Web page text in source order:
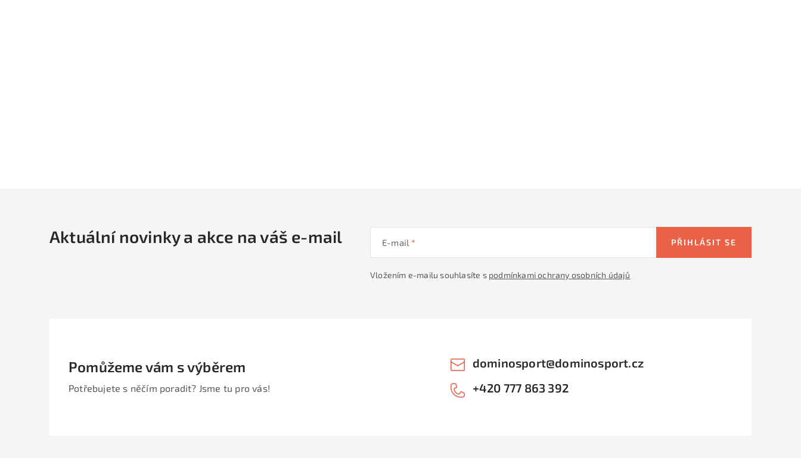
Aktuální novinky a akce na váš e-mail E-mail
Vložením e-mailu souhlasíte s podmínkami ochrany osobních údajů
PŘIHLÁSIT SE
Pomůžeme vám s výběrem
Potřebujete s něčím poradit? Jsme tu pro vás!
dominosport@dominosport.cz
+420 777 863 392